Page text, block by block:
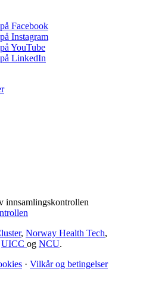
, Norway Health Tech,
UICC og NCU.
· Vilkår og betingelser